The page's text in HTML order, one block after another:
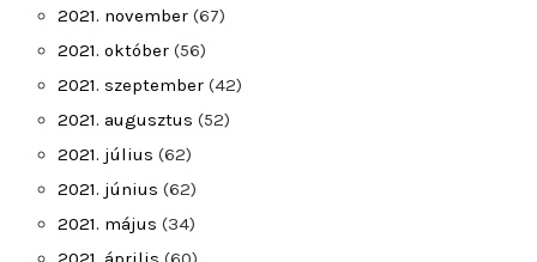
2021. november (67)
2021. október (56)
2021. szeptember (42)
2021. augusztus (52)
2021. július (62)
2021. június (62)
2021. május (34)